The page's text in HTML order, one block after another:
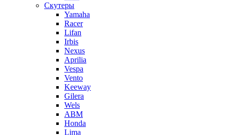
Скутеры
Yamaha
Racer
Lifan
Irbis
Nexus
Aprilia
Vespa
Vento
Keeway
Gilera
Wels
ABM
Honda
Lima